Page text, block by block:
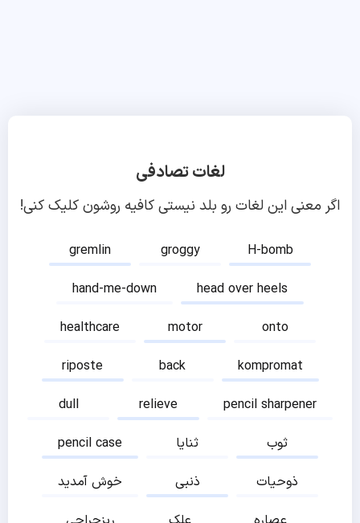
لغات تصادفی
اگر معنی این لغات رو بلد نیستی کافیه روشون کلیک کنی!
gremlin groggy
H-bomb
hand-me-down
head over heels
healthcare
motor
onto
riposte
back
kompromat
dull
relieve
pencil sharpener
pencil case
ثنایا
ثوب
خوش آمدید
ذنبی
ذوحیات